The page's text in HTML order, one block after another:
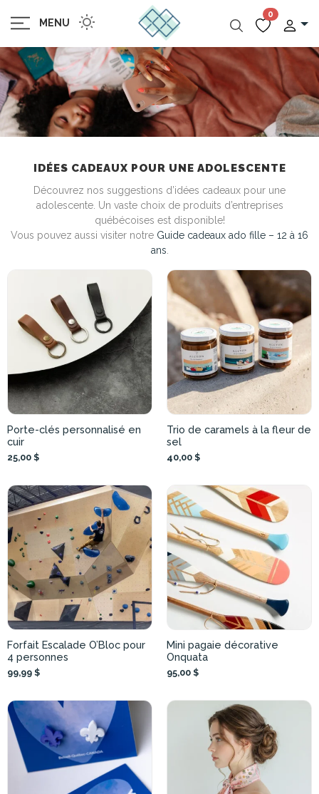
MENU
0
IDÉES CADEAUX POUR UNE ADOLESCENTE
Découvrez nos suggestions d’idées cadeaux pour une
adolescente. Un vaste choix de produits d’entreprises
québécoises est disponible!
Vous pouvez aussi visiter notre Guide cadeaux ado fille – 12 à 16
ans
Porte-clés personnalisé en
cuir
25,00 $
Trio de caramels à la fleur de
sel
40,00 $
Forfait Escalade O’Bloc pour
4 personnes
99,99 $
Mini pagaie décorative
Onquata
95,00 $